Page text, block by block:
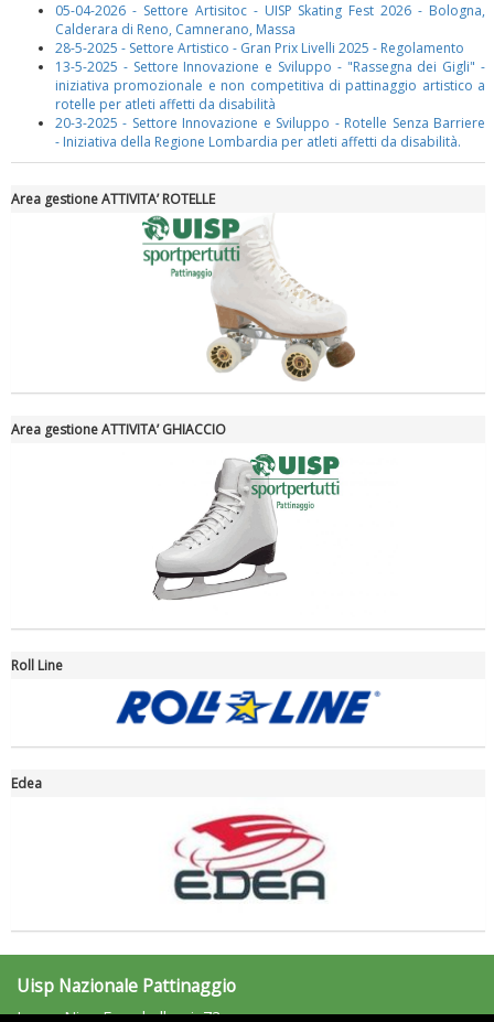
Luglio 2026: "Pensando con i piedi, si possono fare le
rivoluzioni"
Tiziano Pesce a Radio InBlu2000 traccia il bilancio della stagione
Ddl Lobby, Uisp: “Il Parlamento valorizzi le nostre specificità"
05-04-2026 - Settore Artisitoc - UISP Skating Fest 2026 - Bologna,
Calderara di Reno, Camnerano, Massa
28-5-2025 - Settore Artistico - Gran Prix Livelli 2025 - Regolamento
13-5-2025 - Settore Innovazione e Sviluppo - "Rassegna dei Gigli" -
iniziativa promozionale e non competitiva di pattinaggio artistico a
rotelle per atleti affetti da disabilità
20-3-2025 - Settore Innovazione e Sviluppo - Rotelle Senza Barriere
- Iniziativa della Regione Lombardia per atleti affetti da disabilità.
Area gestione ATTIVITA’ ROTELLE
Area gestione ATTIVITA’ GHIACCIO
Roll Line
Edea
Uisp Nazionale Pattinaggio
Largo Nino Franchellucci, 73